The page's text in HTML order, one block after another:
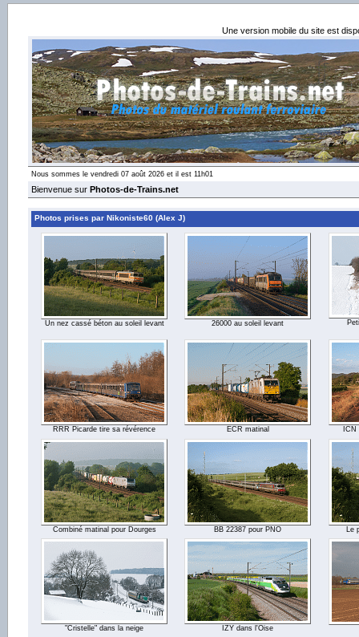
Une version mobile du site est
Nous sommes le vendredi 07 août 2026 et il est 11h01
Bienvenue sur Photos-de-Trains.net
Photos prises par Nikoniste60 (Alex J)
Un nez cassé béton au soleil levant 26000 au soleil levant
RRR Picarde tire sa révérence ECR matinal
Combiné matinal pour Dourges BB 22387 pour PNO Le
"Cristelle" dans la neige IZY dans l'Oise